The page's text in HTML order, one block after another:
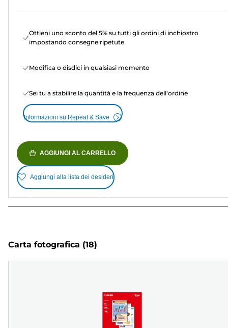
Ottieni uno sconto del 5% su tutti gli ordini di inchiostro
impostando consegne ripetute
Modifica o disdici in qualsiasi momento
Sei tu a stabilire la quantità e la frequenza dell'ordine
Informazioni su Repeat & Save
AGGIUNGI AL CARRELLO
Aggiungi alla lista dei desideri
Carta fotografica (18)